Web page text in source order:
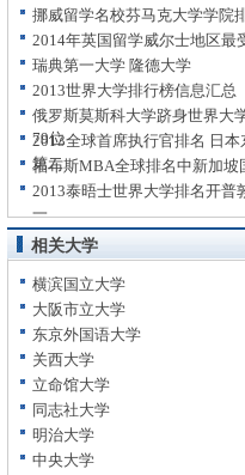
挪威留学名校芬马克大学学院
2014年英国留学威尔士地区最
瑞典第一大学 隆德大学
2013世界大学排行榜信息汇总
俄罗斯莫斯科大学跻身世界大
79位
2013全球首席执行官排名 日本
第二
福布斯MBA全球排名中新加坡
2013泰晤士世界大学排名开普
一
相关大学
横滨国立大学
大阪市立大学
东京外国语大学
关西大学
立命馆大学
同志社大学
明治大学
中央大学